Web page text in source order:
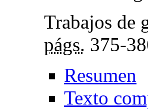
Trabajos de
págs. 375-
Resumen
Texto